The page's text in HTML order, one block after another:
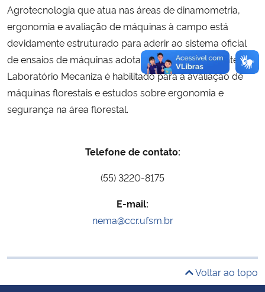
Gabinete de Segurança Institucional
Advocacia-Geral da União
Banco Central do Brasil
Agrotecnologia que atua nas áreas de dinamometria,
ergonomia e avaliação de máquinas à campo está
devidamente estruturado para aderir ao sistema oficial
de ensaios de máquinas adotado internacionalmente. O
Laboratório Mecaniza é habilitado para a avaliação de
máquinas florestais e estudos sobre ergonomia e
segurança na área florestal.
Telefone de contato:
(55) 3220-8175
E-mail:
nema@ccr.ufsm.br
Voltar ao topo